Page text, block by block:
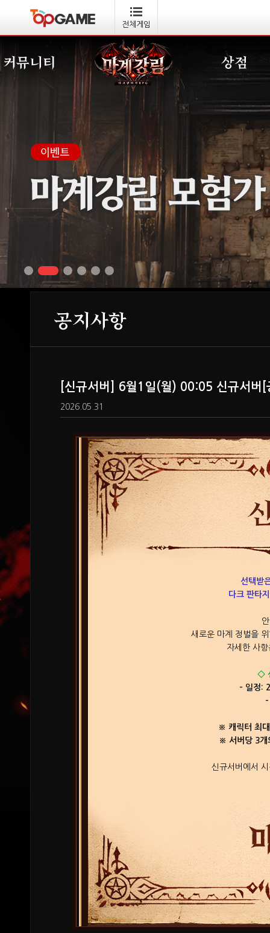
전체게임
커뮤니티 상점
공지사항
[신규서버] 6월1일(월) 00:05 신규서버[
2026.05.31
선택받
다크 판타
새로운 마계 정벌을
자세한 사
◇
- 일정:
-
※ 캐릭터 최
※ 서버당 3개
신규서버에서